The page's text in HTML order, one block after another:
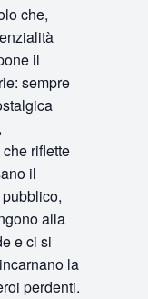
che,
il
sempre
riflette
il
alla
e ci si
la
perdenti.